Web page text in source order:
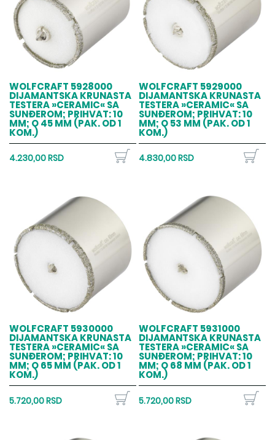
WOLFCRAFT 5928000
DIJAMANTSKA KRUNASTA
TESTERA »CERAMIC« SA
SUNĐEROM; PRIHVAT: 10
MM; O 45 MM (PAK. OD 1
KOM.)
4.230,00 RSD
WOLFCRAFT 5929000
DIJAMANTSKA KRUNASTA
TESTERA »CERAMIC« SA
SUNĐEROM; PRIHVAT: 10
MM; O 53 MM (PAK. OD 1
KOM.)
4.830,00 RSD
WOLFCRAFT 5930000
DIJAMANTSKA KRUNASTA
TESTERA »CERAMIC« SA
SUNĐEROM; PRIHVAT: 10
MM; O 65 MM (PAK. OD 1
KOM.)
5.720,00 RSD
WOLFCRAFT 5931000
DIJAMANTSKA KRUNASTA
TESTERA »CERAMIC« SA
SUNĐEROM; PRIHVAT: 10
MM; O 68 MM (PAK. OD 1
KOM.)
5.720,00 RSD